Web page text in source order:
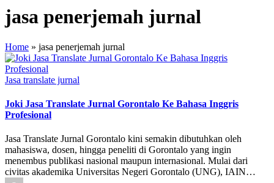
jasa penerjemah jurnal
Home » jasa penerjemah jurnal
Posted
Jasa translate jurnal
Joki Jasa Translate Jurnal Gorontalo Ke Bahasa Inggris
Profesional
Jasa Translate Jurnal Gorontalo kini semakin dibutuhkan oleh
mahasiswa, dosen, hingga peneliti di Gorontalo yang ingin
menembus publikasi nasional maupun internasional. Mulai dari
civitas akademika Universitas Negeri Gorontalo (UNG), IAIN…